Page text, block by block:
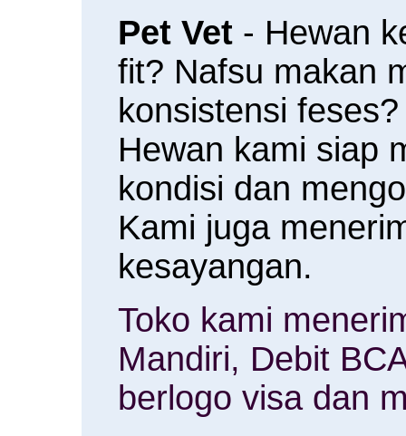
Pet Vet - Hewan
fit? Nafsu makan
konsistensi
Hewan kami siap
kondisi dan
Kami juga
kesayangan.
Toko kami
Mandiri, Debit
berlogo visa dan